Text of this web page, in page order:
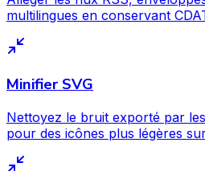
multilingues en conservant
Minifier SVG
Nettoyez le bruit exporté par
pour des icônes plus légères